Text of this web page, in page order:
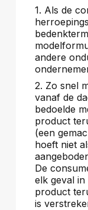
1. Als de
andere
2. Zo snel
vanaf de
bedoelde
product
(een
hoeft niet
De
elk geval
product
is